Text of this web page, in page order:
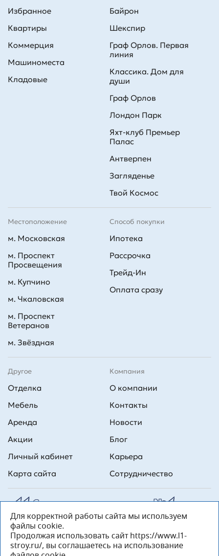
Избранное
Квартиры
Коммерция
Машиноместа
Кладовые
Способ покупки
Ипотека
Рассрочка
Трейд-Ин
Оплата сразу
Байрон
Шекспир
Граф Орлов. Первая
линия
Классика. Дом для
души
Граф Орлов
Лондон Парк
Яхт-клуб Премьер
Палас
Антверпен
Загляденье
Твой Космос
Другое
Отделка
Мебель
Аренда
Акции
Личный кабинет
Карта сайта
Компания
О компании
Контакты
Новости
Блог
Карьера
Сотрудничество
Местоположение
м. Московская
м. Проспект
Просвещения
м. Купчино
м. Чкаловская
м. Проспект
Ветеранов
м. Звёздная
Все права на публикуемые на сайте материалы принадлежат
ООО Л1 Строительная комания №1. Любая информация,
представленная на данном сайте, носит исключительно
информационный характер и ни при каких условиях не является
публичной офертой, определяемой положениями статьи 437 ГК РФ.
Для корректной работы сайта мы используем
файлы cookie.
Продолжая использовать сайт https://www.l1-
stroy.ru/, вы соглашаетесь на использование